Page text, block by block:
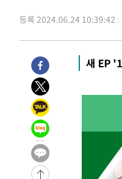
45.71%
-19740초 전 >[속보]與 당대
-19537초 전 >[속보]與 당대
-17455초 전 >
"일본축구협
-10097초 전 >
[속보]장은
정상
-5462초 전 >
-5389초 전 >
손흥민, 68분
-4661초 전 >
'2경기 연속
-3413초 전 >
이강인, 오늘
2시간 전 >
'여긴 20도, 저긴
2시간 전 >
콜롬비아 신임
등록 2024.06.24 10:39:42
새 EP